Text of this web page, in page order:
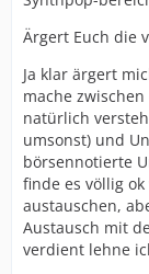
Ärgert Euch die
Ja klar ärgert
mache
natürlich
umsonst) und
börsennotierte
finde es völlig
austauschen,
Austausch mit
verdient lehne